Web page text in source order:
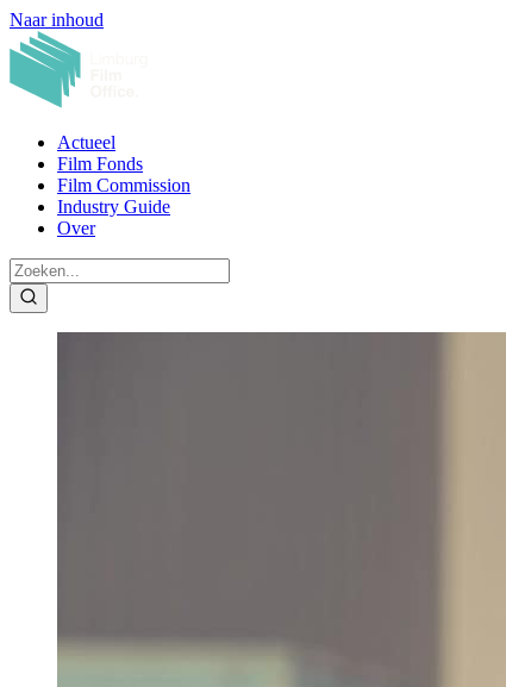
Naar inhoud
Actueel
Film Fonds
Film Commission
Industry Guide
Over